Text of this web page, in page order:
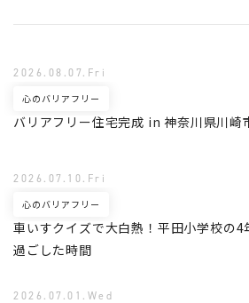
バリアフリー住宅完成 in 神奈川県川崎
心のバリアフリー
2026.08.07.Fri
車いすクイズで大白熱！平田小学校の4
過ごした時間
心のバリアフリー
2026.07.10.Fri
2026.07.01.Wed